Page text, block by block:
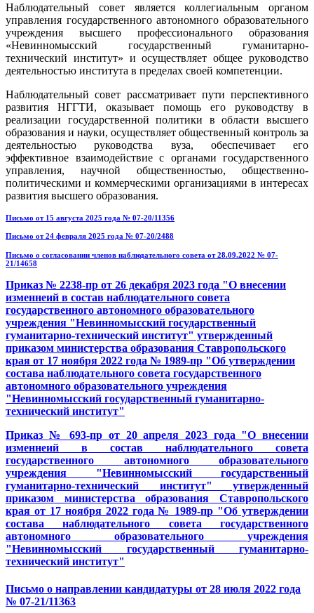
Наблюдательный совет является коллегиальным органом
управления государственного автономного образовательного
учреждения высшего профессионального образования
«Невинномысский государственный гуманитарно-
технический институт» и осуществляет общее руководство
деятельностью института в пределах своей компетенции.
Наблюдательный совет рассматривает пути перспективного
развития НГГТИ, оказывает помощь его руководству в
реализации государственной политики в области высшего
образования и науки, осуществляет общественный контроль за
деятельностью руководства вуза, обеспечивает его
эффективное взаимодействие с органами государственного
управления, научной общественностью, общественно-
политическими и коммерческими организациями в интересах
развития высшего образования.
Письмо от 15 августа 2025 года № 07-20/11356
Письмо от 24 февраля 2025 года № 07-20/2488
Письмо о согласовании членов наблюдательного совета от 28.09.2022 № 07-
21/14658
Приказ № 2238-пр от 26 декабря 2023 года "О внесении
изменнеий в состав наблюдательного совета
государственного автономного образовательного
учреждения "Невинномысский государственный
гуманитарно-технический институт" утвержденный
приказом министерства образования Ставропольского
края от 17 ноября 2022 года № 1989-пр "Об утверждении
состава наблюдательного совета государственного
автономного образовательного учреждения
"Невинномысский государственный гуманитарно-
технический институт"
Приказ № 693-пр от 20 апреля 2023 года "О внесении
изменнеий в состав наблюдательного совета
государственного автономного образовательного
учреждения "Невинномысский государственный
гуманитарно-технический институт" утвержденный
приказом министерства образования Ставропольского
края от 17 ноября 2022 года № 1989-пр "Об утверждении
состава наблюдательного совета государственного
автономного образовательного учреждения
"Невинномысский государственный гуманитарно-
технический институт"
Письмо о направлении кандидатуры от 28 июля 2022 года
№ 07-21/11363